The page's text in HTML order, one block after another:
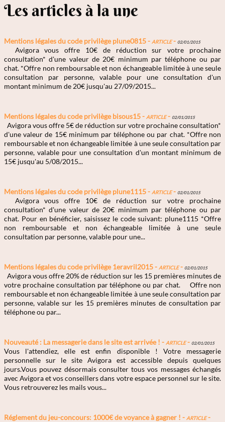
Les articles à la une
Mentions légales du code privilège plune0815 -Article- 02/01/2015
Avigora vous offre 10€ de réduction sur votre prochaine
consultation* d'une valeur de 20€ minimum par téléphone ou par
chat. *Offre non remboursable et non échangeable limitée à une seule
consultation par personne, valable pour une consultation d'un
montant minimum de 20€ jusqu'au 27/09/2015...
Mentions légales du code privilège bisous15 -Article- 02/01/2015
Avigora vous offre 5€ de réduction sur votre prochaine consultation*
d'une valeur de 15€ minimum par téléphone ou par chat. *Offre non
remboursable et non échangeable limitée à une seule consultation par
personne, valable pour une consultation d'un montant minimum de
15€ jusqu'au 5/08/2015...
Mentions légales du code privilège plune1115 -Article- 02/01/2015
Avigora vous offre 10€ de réduction sur votre prochaine
consultation* d'une valeur de 20€ minimum par téléphone ou par
chat. Pour en bénéficier, saisissez le code suivant: plune1115 *Offre
non remboursable et non échangeable limitée à une seule
consultation par personne, valable pour une...
Mentions légales du code privilège 1eravril2015 -Article- 02/01/2015
Avigora vous offre 20% de réduction sur les 15 premières minutes de
votre prochaine consultation par téléphone ou par chat. Offre non
remboursable et non échangeable limitée à une seule consultation par
personne, valable sur les 15 premières minutes de consultation par
téléphone ou par...
Nouveauté : La messagerie dans le site est arrivée ! -Article- 02/01/2015
Vous l'attendiez, elle est enfin disponible ! Votre messagerie
personnelle sur le site Avigora est accessible depuis quelques
jours.Vous pouvez désormais consulter tous vos messages échangés
avec Avigora et vos conseillers dans votre espace personnel sur le site.
Vous retrouverez les mails vous...
Réglement du jeu-concours: 1000€ de voyance à gagner ! -Article-